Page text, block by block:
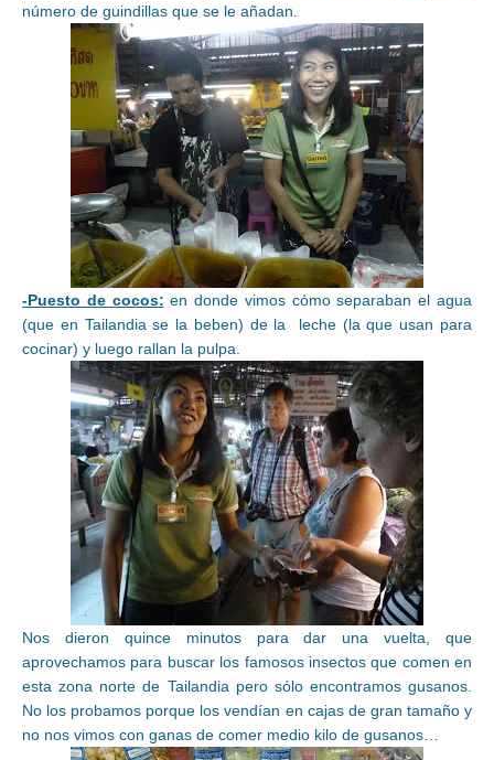
número de guindillas que se le añadan.
-Puesto de cocos: en donde vimos cómo separaban el agua
(que en Tailandia se la beben) de la leche (la que usan para
cocinar) y luego rallan la pulpa.
Nos dieron quince minutos para dar una vuelta, que
aprovechamos para buscar los famosos insectos que comen en
esta zona norte de Tailandia pero sólo encontramos gusanos.
No los probamos porque los vendían en cajas de gran tamaño y
no nos vimos con ganas de comer medio kilo de gusanos…